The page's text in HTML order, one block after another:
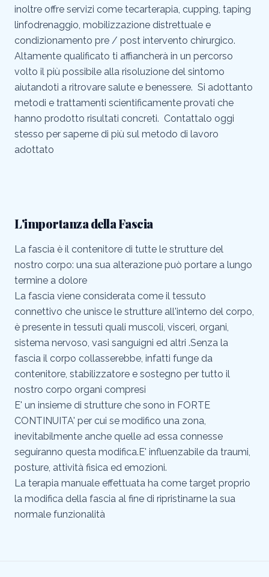
inoltre offre servizi come tecarterapia, cupping, taping
linfodrenaggio, mobilizzazione distrettuale e
condizionamento pre / post intervento chirurgico.
Altamente qualificato ti affiancherà in un percorso
volto il più possibile alla risoluzione del sintomo
aiutandoti a ritrovare salute e benessere. Si adottanto
metodi e trattamenti scientificamente provati che
hanno prodotto risultati concreti. Contattalo oggi
stesso per saperne di più sul metodo di lavoro
adottato
L'importanza della Fascia
La fascia è il contenitore di tutte le strutture del
nostro corpo: una sua alterazione può portare a lungo
termine a dolore
La fascia viene considerata come il tessuto
connettivo che unisce le strutture all'interno del corpo,
è presente in tessuti quali muscoli, visceri, organi,
sistema nervoso, vasi sanguigni ed altri .Senza la
fascia il corpo collasserebbe, infatti funge da
contenitore, stabilizzatore e sostegno per tutto il
nostro corpo organi compresi
E' un insieme di strutture che sono in FORTE
CONTINUITA' per cui se modifico una zona,
inevitabilmente anche quelle ad essa connesse
seguiranno questa modifica.E' influenzabile da traumi,
posture, attività fisica ed emozioni.
La terapia manuale effettuata ha come target proprio
la modifica della fascia al fine di ripristinarne la sua
normale funzionalità